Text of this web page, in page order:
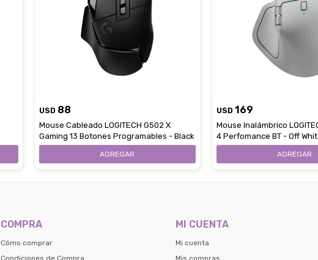
USD 88
Mouse Cableado LOGITECH G502 X
Gaming 13 Botones Programables - Black
USD 169
Mouse Inalámbrico
4 Perfomance BT - Off
COMPRA
Cómo comprar
Condiciones de Compra
MI CUENTA
Mi cuenta
Mis compras